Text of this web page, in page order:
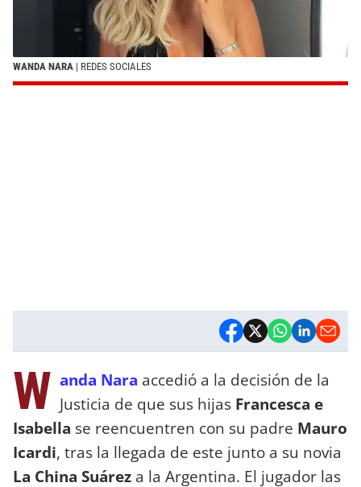
WANDA NARA | REDES SOCIALES
W anda Nara accedió a la decisión de la
Justicia de que sus hijas Francesca e
Isabella se reencuentren con su padre Mauro
Icardi, tras la llegada de este junto a su novia
La China Suárez a la Argentina. El jugador las